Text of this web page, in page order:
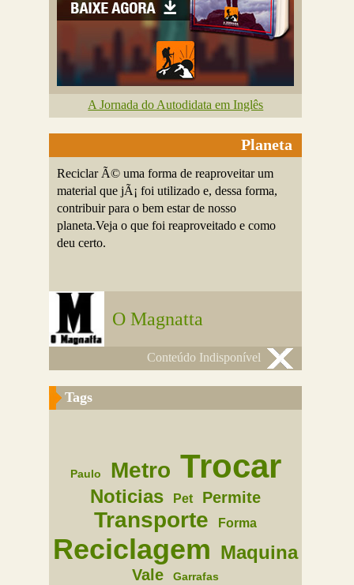
A Jornada do Autodidata em Inglês
Planeta
Reciclar Ã© uma forma de reaproveitar um
material que jÃ¡ foi utilizado e, dessa forma,
contribuir para o bem estar de nosso
planeta.Veja o que foi reaproveitado e como
deu certo.
O Magnatta
Conteúdo Indisponível
Tags
Paulo Metro Trocar
Noticias Pet Permite
Transporte Forma
Reciclagem Maquina
Vale Garrafas